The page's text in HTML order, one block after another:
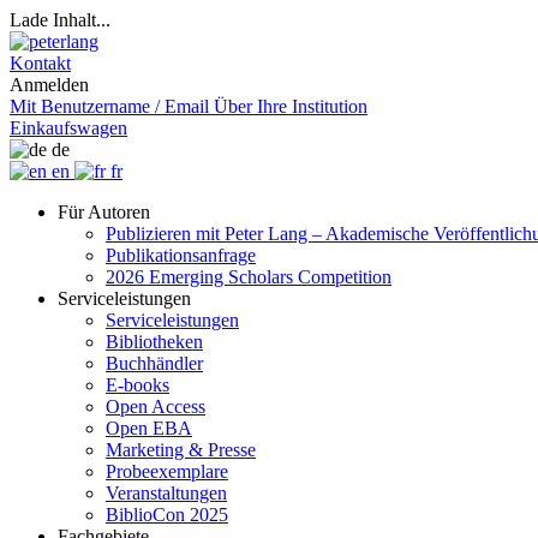
Lade Inhalt...
Kontakt
Anmelden
Mit Benutzername / Email Über Ihre Institution
Einkaufswagen
de
en
fr
Für Autoren
Publizieren mit Peter Lang – Akademische
Publikationsanfrage
2026 Emerging Scholars Competition
Serviceleistungen
Serviceleistungen
Bibliotheken
Buchhändler
E-books
Open Access
Open EBA
Marketing & Presse
Probeexemplare
Veranstaltungen
BiblioCon 2025